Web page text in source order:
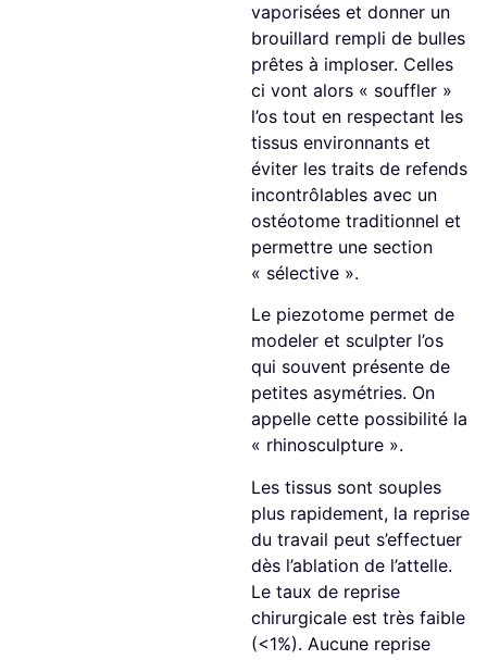
vaporisées et donner un
brouillard rempli de bulles
prêtes à imploser. Celles
ci vont alors « souffler »
l’os tout en respectant les
tissus environnants et
éviter les traits de refends
incontrôlables avec un
ostéotome traditionnel et
permettre une section
« sélective ».
Le piezotome permet de
modeler et sculpter l’os
qui souvent présente de
petites asymétries. On
appelle cette possibilité la
« rhinosculpture ».
Les tissus sont souples
plus rapidement, la reprise
du travail peut s’effectuer
dès l’ablation de l’attelle.
Le taux de reprise
chirurgicale est très faible
(<1%). Aucune reprise